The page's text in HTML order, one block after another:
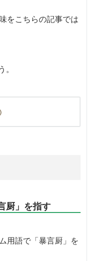
をこちらの記事では
厨」を指す
用語で「暴言厨」を